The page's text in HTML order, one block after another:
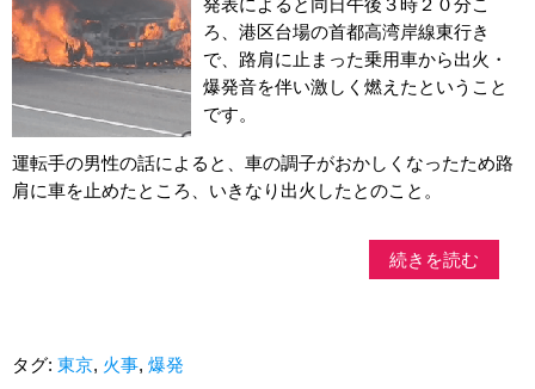
ろ、港区台場の首都高湾岸線東行き
で、路肩に止まった乗用車から出火・
爆発音を伴い激しく燃えたということ
です。
運転手の男性の話によると、車の調子がおかしくなったため路
肩に車を止めたところ、いきなり出火したとのこと。
続きを読む
タグ: 東京, 火事, 爆発